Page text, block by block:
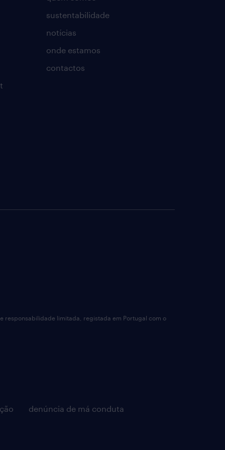
sustentabilidade
notícias
onde estamos
contactos
denúncia de má conduta
responsabilidade limitada, registada em Portugal com o